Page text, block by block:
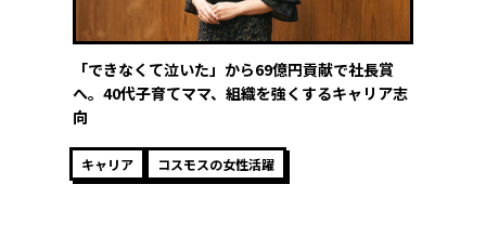
「できなくて泣いた」から69億円貢献で社長賞
へ。40代子育てママ、組織を強くするキャリア志
向
キャリア コスモスの女性活躍